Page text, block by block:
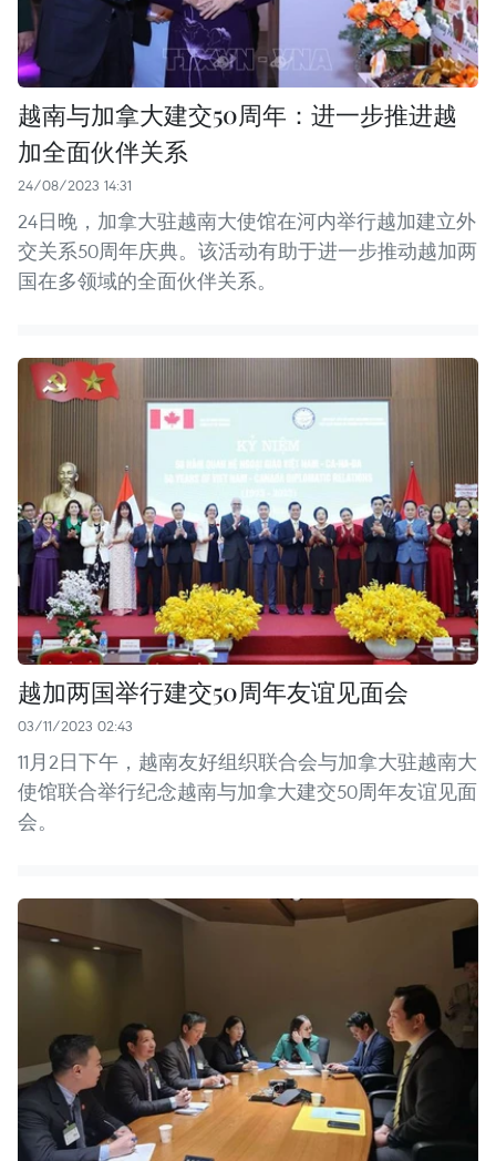
越南与加拿大建交50周年：进一步推进越
加全面伙伴关系
24/08/2023 14:31
24日晚，加拿大驻越南大使馆在河内举行越加建立外
交关系50周年庆典。该活动有助于进一步推动越加两
国在多领域的全面伙伴关系。
越加两国举行建交50周年友谊见面会
03/11/2023 02:43
11月2日下午，越南友好组织联合会与加拿大驻越南大
使馆联合举行纪念越南与加拿大建交50周年友谊见面
会。